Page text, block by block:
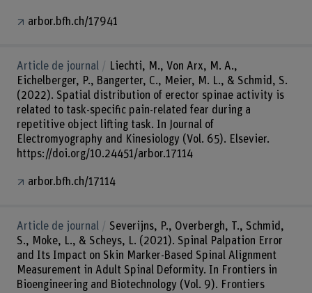
arbor.bfh.ch/17941
Article de journal
Liechti, M., Von Arx, M. A.,
Eichelberger, P., Bangerter, C., Meier, M. L., & Schmid, S.
(2022). Spatial distribution of erector spinae activity is
related to task-specific pain-related fear during a
repetitive object lifting task. In Journal of
Electromyography and Kinesiology (Vol. 65). Elsevier.
https://doi.org/10.24451/arbor.17114
arbor.bfh.ch/17114
Article de journal
Severijns, P., Overbergh, T., Schmid,
S., Moke, L., & Scheys, L. (2021). Spinal Palpation Error
and Its Impact on Skin Marker-Based Spinal Alignment
Measurement in Adult Spinal Deformity. In Frontiers in
Bioengineering and Biotechnology (Vol. 9). Frontiers